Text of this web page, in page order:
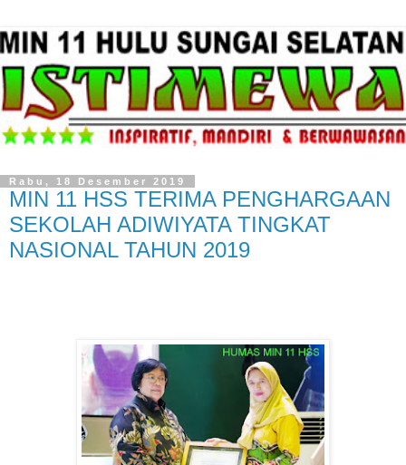
Rabu, 18 Desember 2019
MIN 11 HSS TERIMA PENGHARGAAN
SEKOLAH ADIWIYATA TINGKAT
NASIONAL TAHUN 2019